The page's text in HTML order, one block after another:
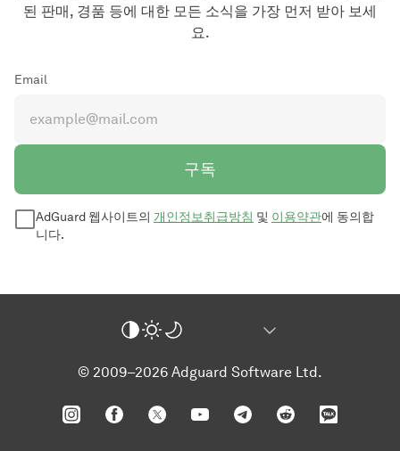
된 판매, 경품 등에 대한 모든 소식을 가장 먼저 받아 보세
요.
Email
구독
AdGuard 웹사이트의 개인정보취급방침 및 이용약관에 동의합
니다.
© 2009–2026 Adguard Software Ltd.